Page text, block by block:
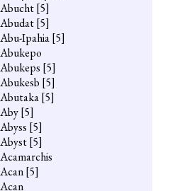
Abucht[5]
Abudat[5]
Abu-Ipahia[5]
Abukepo
Abukeps [5]
Abukesb [5]
Abutaka[5]
Aby[5]
Abyss [5]
Abyst[5]
Acamarchis
Acan[5]
Acan